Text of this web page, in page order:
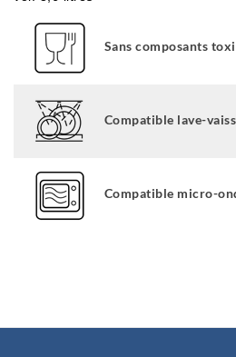
Sans composants
Compatible lave-
Compatible micro-